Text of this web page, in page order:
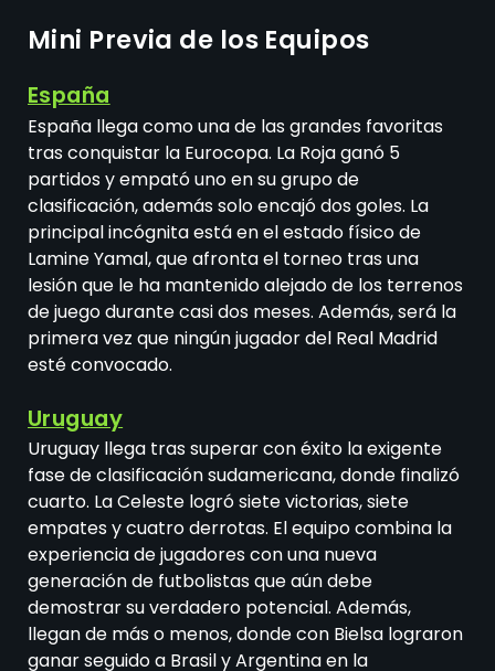
Mini Previa de los Equipos
España
España llega como una de las grandes favoritas
tras conquistar la Eurocopa. La Roja ganó 5
partidos y empató uno en su grupo de
clasificación, además solo encajó dos goles. La
principal incógnita está en el estado físico de
Lamine Yamal, que afronta el torneo tras una
lesión que le ha mantenido alejado de los terrenos
de juego durante casi dos meses. Además, será la
primera vez que ningún jugador del Real Madrid
esté convocado.
Uruguay
Uruguay llega tras superar con éxito la exigente
fase de clasificación sudamericana, donde finalizó
cuarto. La Celeste logró siete victorias, siete
empates y cuatro derrotas. El equipo combina la
experiencia de jugadores con una nueva
generación de futbolistas que aún debe
demostrar su verdadero potencial. Además,
llegan de más o menos, donde con Bielsa lograron
ganar seguido a Brasil y Argentina en la